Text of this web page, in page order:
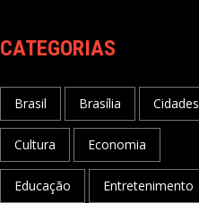
CATEGORIAS
Brasil Brasília Cidades
Cultura Economia
Educação Entretenimento